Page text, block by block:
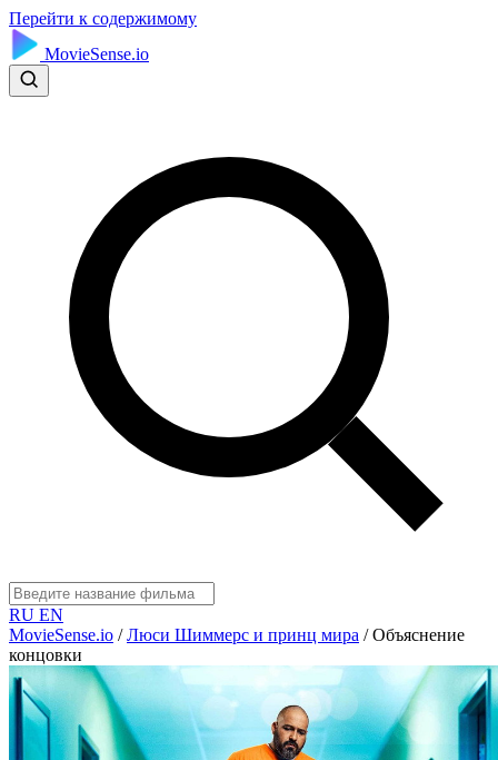
Перейти к содержимому
MovieSense.io
RU EN
MovieSense.io / Люси Шиммерс и принц мира / Объяснение
концовки